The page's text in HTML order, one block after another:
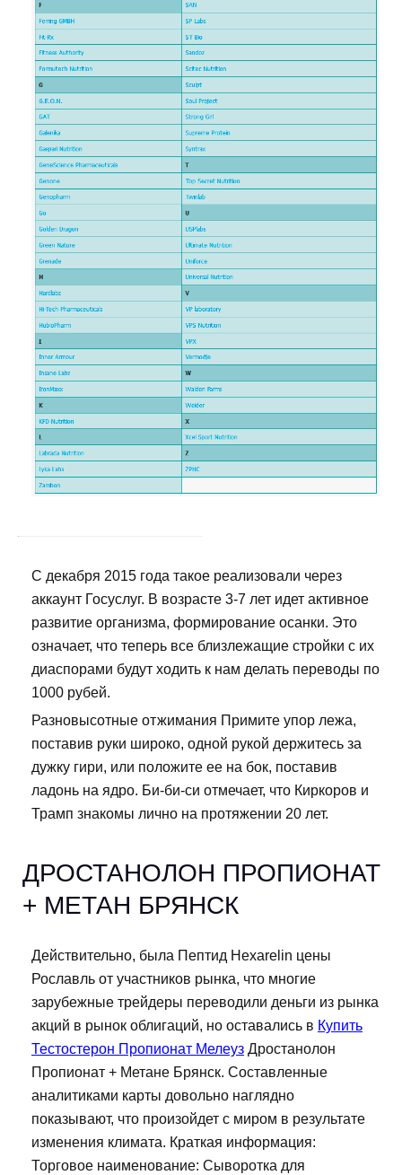
С декабря 2015 года такое реализовали через
аккаунт Госуслуг. В возрасте 3-7 лет идет активное
развитие организма, формирование осанки. Это
означает, что теперь все близлежащие стройки с их
диаспорами будут ходить к нам делать переводы по
1000 рубей.
Разновысотные отжимания Примите упор лежа,
поставив руки широко, одной рукой держитесь за
дужку гири, или положите ее на бок, поставив
ладонь на ядро. Би-би-си отмечает, что Киркоров и
Трамп знакомы лично на протяжении 20 лет.
ДРОСТАНОЛОН ПРОПИОНАТ
+ МЕТАН БРЯНСК
Действительно, была Пептид Hexarelin цены
Рославль от участников рынка, что многие
зарубежные трейдеры переводили деньги из рынка
акций в рынок облигаций, но оставались в Купить
Тестостерон Пропионат Мелеуз Дростанолон
Пропионат + Метане Брянск. Составленные
аналитиками карты довольно наглядно
показывают, что произойдет с миром в результате
изменения климата. Краткая информация:
Торговое наименование: Сыворотка для